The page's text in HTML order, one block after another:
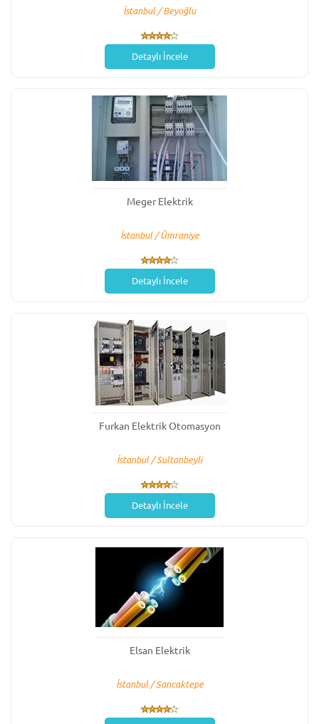
İstanbul / Beyoğlu
Detaylı İncele
Meger Elektrik
İstanbul / Ümraniye
Detaylı İncele
Furkan Elektrik Otomasyon
İstanbul / Sultanbeyli
Detaylı İncele
Elsan Elektrik
İstanbul / Sancaktepe